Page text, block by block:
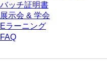
バッチ証明書
展示会 & 学会
Eラーニング
FAQ